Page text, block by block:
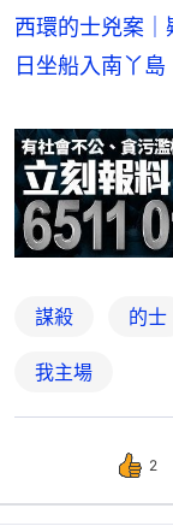
西環的士兇案
日坐船入南丫島
謀殺 的士
我主場
2